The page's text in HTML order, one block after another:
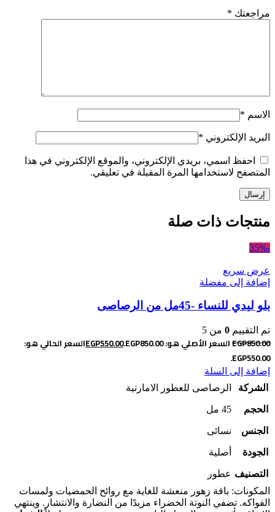
مراجعتك *
الاسم *
البريد الإلكتروني *
احفظ اسمي، بريدي الإلكتروني، والموقع الإلكتروني في هذا
المتصفح لاستخدامها المرة المقبلة في تعليقي.
منتجات ذات صلة
-35%
عرض سريع
إضافة إلى مفضلة
بلو ليدي للنساء -45مل من الرصاصى
تم التقييم 0 من 5
EGP850.00 السعر الأصلي هو: EGP850.00. EGP550.00
السعر الحالي هو:
EGP550.00.
إضافة إلى السلة
الشركة
الرصاصى للعطور الامارتية
الحجم 45 مل
الجنس نسائى
الجودة أصلية
التصنيف عطور
المكونات: باقة زهور منعشة للغاية مع روائح الحمضيات ولمسات
الفواكه. تضفي النوتة الخضراء مزيدًا من النضارة والانتشار. وينتهي